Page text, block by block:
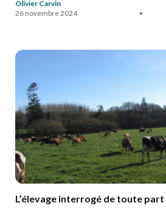
Olivier Carvin
26 novembre 2024
•
L’élevage interrogé de toute part